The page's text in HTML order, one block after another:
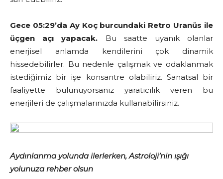
Gece 05:29’da Ay Koç burcundaki Retro Uranüs ile
üçgen açı yapacak. Bu saatte uyanık olanlar
enerjisel anlamda kendilerini çok dinamik
hissedebilirler. Bu nedenle çalışmak ve odaklanmak
istediğimiz bir işe konsantre olabiliriz. Sanatsal bir
faaliyette bulunuyorsanız yaratıcılık veren bu
enerjileri de çalışmalarınızda kullanabilirsiniz.
Aydınlanma yolunda ilerlerken, Astroloji’nin ışığı
yolunuza rehber olsun